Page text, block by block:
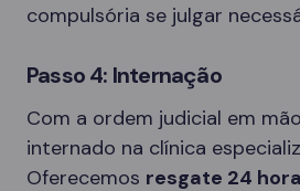
compulsória se julgar
Passo 4: Internação
Com a ordem judicial em
internado na clínica
Oferecemos resgate 24